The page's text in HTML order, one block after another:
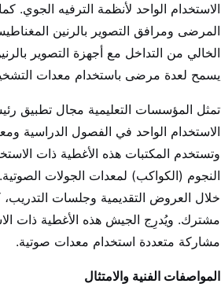
الاستخدام الواحد لأنظمة الترفيه
الخالي من التداخل مع أجهزة التصوير
يسمح لعدة مرضى باستخدام معدات
تمثل المؤسسات التعليمية مجال تطبيق
الاستخدام الواحد في الفصول الدراسية
وتستخدم المكتبات هذه الأغطية ذات
النجوم (الكواكب) لمعدات الجولات الصوتية.
خلال العروض التقديمية وجلسات
مشترك. ويُدرِج الجيش هذه الأغطية ذات
مشاركة متعددة استخدام معدات صوتية.
المواصفات الفنية والامتثال